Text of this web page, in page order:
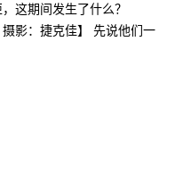
这期间发生了什么？
影：捷克佳】 先说他们一